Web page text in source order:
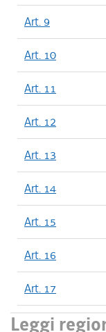
Art. 9
Art. 10
Art. 11
Art. 12
Art. 13
Art. 14
Art. 15
Art. 16
Art. 17
Leggi